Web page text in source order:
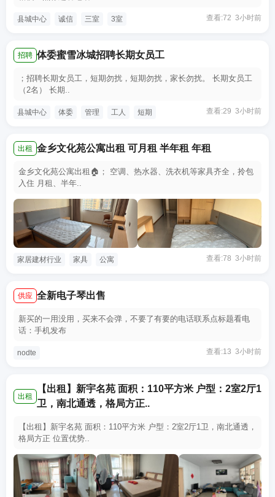
县城中心 诚信 三室 3室 查看:72 3小时前
招聘 体委蜜雪冰城招聘长期女员工
​；招聘长期女员工，短期勿扰，短期勿扰，家长勿扰。 长期女员工
（2名） 长期..
县城中心 体委 管理 工人 短期 查看:29 3小时前
出租 金乡文化苑公寓出租 可月租 半年租 年租
金乡文化苑公寓出租🏠； 空调、热水器、洗衣机等家具齐全，拎包
入住 月租、半年..
家居建材行业 家具 公寓 查看:78 3小时前
供应 全新电子琴出售
新买的一用没用，买来不会弹，不要了有要的电话联系点标题看电
话：手机发布
nodte 查看:13 3小时前
出租
【出租】新宇名苑 面积：110平方米 户型：2室2厅1
卫，南北通透，格局方正..
【出租】新宇名苑 面积：110平方米 户型：2室2厅1卫，南北通透，
格局方正 位置优势..